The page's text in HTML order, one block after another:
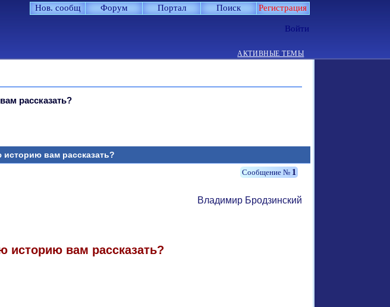
Нов. сообщ Форум Портал Поиск Регистрация
Войти
АКТИВНЫЕ ТЕМЫ
рассказать?
вам рассказать?
1
Владимир Бродзинский
историю вам рассказать?